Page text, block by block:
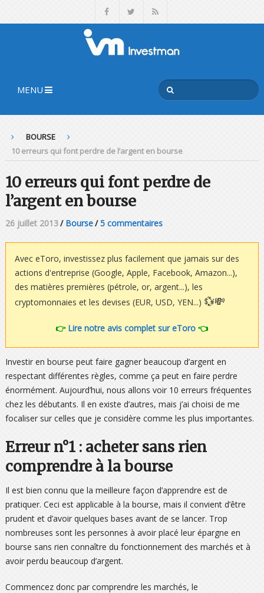
MENU
BOURSE
10 erreurs qui font perdre de l’argent en bourse
10 erreurs qui font perdre de
l’argent en bourse
26 juillet 2013/ Bourse/ 5 commentaires
Avec eToro, investissez plus facilement que jamais sur des
actions d'entreprise (Google, Apple, Facebook, Amazon...),
des matières premières (pétrole, or, argent...), les
cryptomonnaies et les devises (EUR, USD, YEN...) 💱💸
👉 Lire notre avis complet sur eToro 👈
Investir en bourse peut faire gagner beaucoup d’argent en
respectant différentes règles, comme ça peut en faire perdre
énormément. Aujourd’hui, nous allons voir 10 erreurs fréquentes
chez les débutants. Il en existe d’autres, mais j’ai choisi de me
focaliser sur celles que je considère comme les plus importantes.
Erreur n°1 : acheter sans rien
comprendre à la bourse
Il est bien connu que la meilleure façon d’apprendre est de
pratiquer. Ceci est applicable à la bourse, mais il convient d’être
prudent et d’avoir quelques bases avant de se lancer. Trop
nombreuses sont les personnes à avoir placé leur épargne en
bourse sans rien connaître du fonctionnement des marchés et à
avoir perdu beaucoup d’argent.
Commencez donc par comprendre les marchés, le